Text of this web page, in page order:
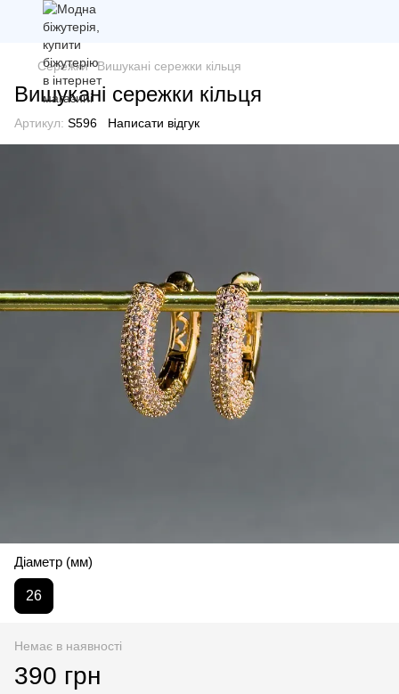
Сережки Вишукані сережки кільця
Вишукані сережки кільця
Артикул: S596 Написати відгук
Діаметр (мм)
26
Немає в наявності
390 грн